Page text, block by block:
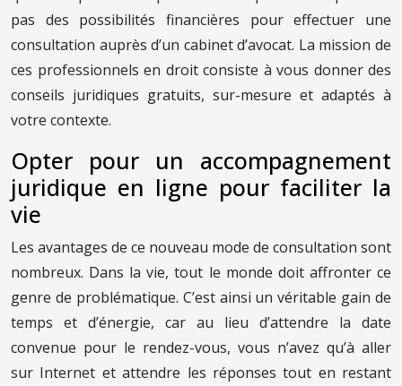
pas des possibilités financières pour effectuer une
consultation auprès d’un cabinet d’avocat. La mission de
ces professionnels en droit consiste à vous donner des
conseils juridiques gratuits, sur-mesure et adaptés à
votre contexte.
Opter pour un accompagnement
juridique en ligne pour faciliter la
vie
Les avantages de ce nouveau mode de consultation sont
nombreux. Dans la vie, tout le monde doit affronter ce
genre de problématique. C’est ainsi un véritable gain de
temps et d’énergie, car au lieu d’attendre la date
convenue pour le rendez-vous, vous n’avez qu’à aller
sur Internet et attendre les réponses tout en restant